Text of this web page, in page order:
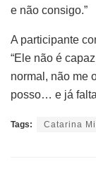
e não consigo.”
A participante
“Ele não é
normal, não me
posso… e já
Tags: Catarina